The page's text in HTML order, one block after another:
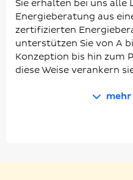
Sie erhalten bei uns alle
Energieberatung aus
zertifizierten
unterstützen Sie von A
Konzeption bis hin zum
diese Weise verankern
mehr